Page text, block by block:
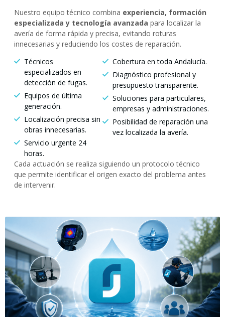
Nuestro equipo técnico combina experiencia, formación
especializada y tecnología avanzada para localizar la
avería de forma rápida y precisa, evitando roturas
innecesarias y reduciendo los costes de reparación.
Técnicos
especializados en
detección de fugas.
Equipos de última
generación.
Localización precisa sin
obras innecesarias.
Servicio urgente 24
horas.
Cobertura en toda Andalucía.
Diagnóstico profesional y
presupuesto transparente.
Soluciones para particulares,
empresas y administraciones.
Posibilidad de reparación una
vez localizada la avería.
Cada actuación se realiza siguiendo un protocolo técnico
que permite identificar el origen exacto del problema antes
de intervenir.